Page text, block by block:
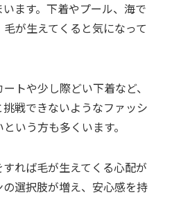
ます。下着やプール、海で
が生えてくると気になって
トや少し際どい下着など、
戦できないようなファッシ
いう方も多くいます。
れば毛が生えてくる心配が
選択肢が増え、安心感を持